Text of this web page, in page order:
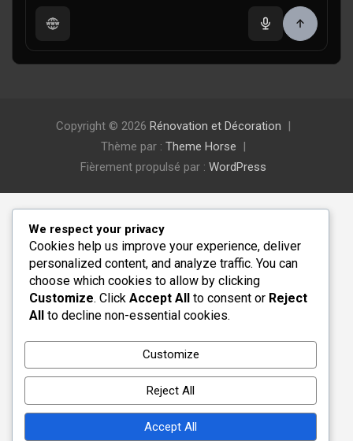
Copyright © 2026 Rénovation et Décoration
Thème par : Theme Horse
Fièrement propulsé par : WordPress
We respect your privacy
Cookies help us improve your experience, deliver
personalized content, and analyze traffic. You can
choose which cookies to allow by clicking
Customize. Click Accept All to consent or Reject
All to decline non-essential cookies.
Customize
Reject All
Accept All